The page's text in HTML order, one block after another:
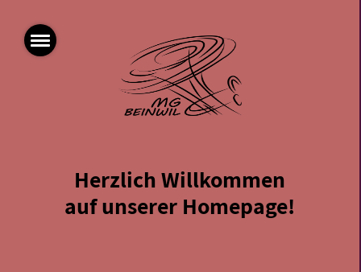
Herzlich Willkommen
auf unserer Homepage!